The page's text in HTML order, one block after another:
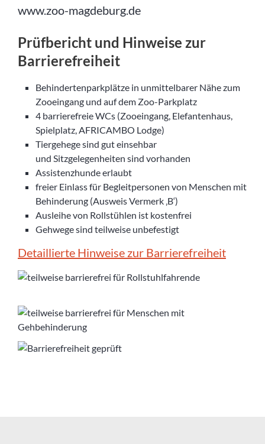
www.zoo-magdeburg.de
Prüfbericht und Hinweise zur
Barrierefreiheit
Behindertenparkplätze in unmittelbarer Nähe zum
Zooeingang und auf dem Zoo-Parkplatz
4 barrierefreie WCs (Zooeingang, Elefantenhaus,
Spielplatz, AFRICAMBO Lodge)
Tiergehege sind gut einsehbar
und Sitzgelegenheiten sind vorhanden
Assistenzhunde erlaubt
freier Einlass für Begleitpersonen von Menschen mit
Behinderung (Ausweis Vermerk ‚B‘)
Ausleihe von Rollstühlen ist kostenfrei
Gehwege sind teilweise unbefestigt
Detaillierte Hinweise zur Barrierefreiheit